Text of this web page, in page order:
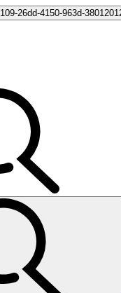
26dd-4150-963d-